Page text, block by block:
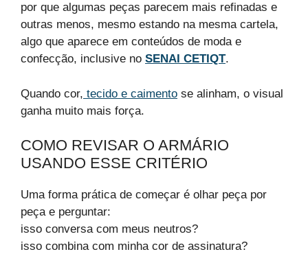
por que algumas peças parecem mais refinadas e
outras menos, mesmo estando na mesma cartela,
algo que aparece em conteúdos de moda e
confecção, inclusive no SENAI CETIQT.
Quando cor, tecido e caimento se alinham, o visual
ganha muito mais força.
COMO REVISAR O ARMÁRIO
USANDO ESSE CRITÉRIO
Uma forma prática de começar é olhar peça por
peça e perguntar:
isso conversa com meus neutros?
isso combina com minha cor de assinatura?